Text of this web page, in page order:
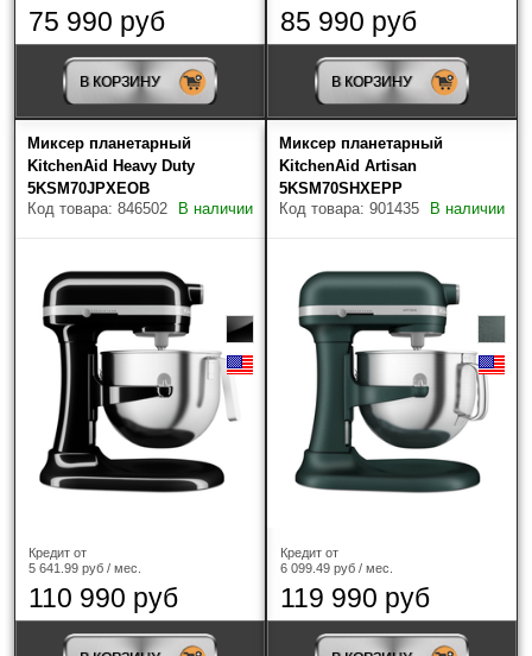
75 990 руб
В КОРЗИНУ
85 990 руб
В КОРЗИНУ
Миксер планетарный
KitchenAid Heavy Duty
5KSM70JPXEOB
Код товара: 846502
В наличии
Кредит от
5 641.99 руб / мес.
110 990 руб
Миксер планетарный
KitchenAid Artisan
5KSM70SHXEPP
Код товара: 901435
В наличии
Кредит от
6 099.49 руб / мес.
119 990 руб